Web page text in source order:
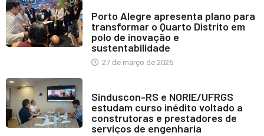
Porto Alegre apresenta plano para
transformar o Quarto Distrito em
polo de inovação e
sustentabilidade
27 de março de 2026
Sinduscon-RS e NORIE/UFRGS
estudam curso inédito voltado a
construtoras e prestadores de
serviços de engenharia